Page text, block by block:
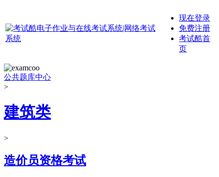
现在登录
免费注册
考试酷首
页
公共题库中心
>
建筑类
>
造价员资格考试